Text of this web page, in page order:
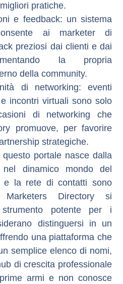
pratiche.
e feedback: un sistema
ai marketer di
preziosi dai clienti e dai
la propria
della community.
di networking: eventi
incontri virtuali sono solo
di networking che
promuove, per favorire
strategiche.
portale nasce dalla
nel dinamico mondo del
e la rete di contatti sono
Marketers Directorysi
potente per i
distinguersi in un
una piattaforma che
semplice elenco di nomi,
di crescita professionale
armi e non conosce